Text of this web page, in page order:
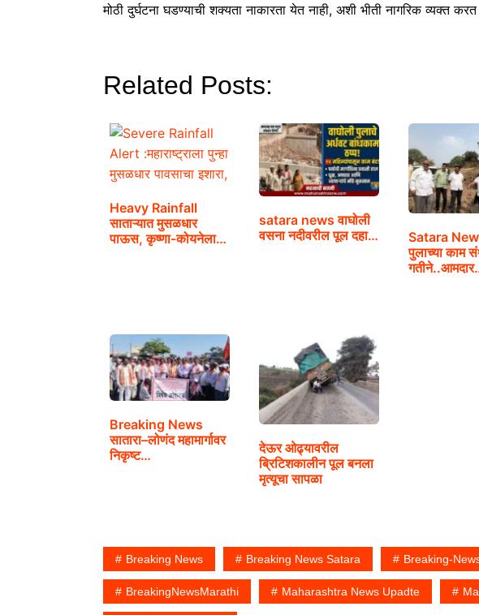
मोठी दुर्घटना घडण्याची शक्यता नाकारता येत नाही, अशी भीती नागरिक व्यक्त
Related Posts:
Heavy Rainfall
साताऱ्यात मुसळधार
पाऊस, कृष्णा-कोयनेला
satara news वाघोली
वसना नदीवरील पूल दहा…
Satara
पुलाच्या काम
Breaking News
सातारा–लोणंद महामार्गावर
निकृष्ट…
देऊर ओढ्यावरील
ब्रिटिशकालीन पूल बनला
मृत्यूचा सापळा
Breaking News Breaking News Satara Breaking-
BreakingNewsMarathi Maharashtra News Upadte